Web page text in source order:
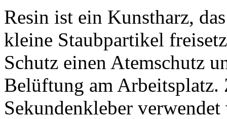
Resin ist ein Kunstharz,
kleine Staubpartikel
Schutz einen Atemschutz
Belüftung am Arbeitsplatz.
Sekundenkleber verwendet